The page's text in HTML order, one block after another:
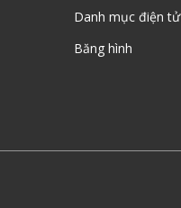
Danh mục điện tử
Băng hình